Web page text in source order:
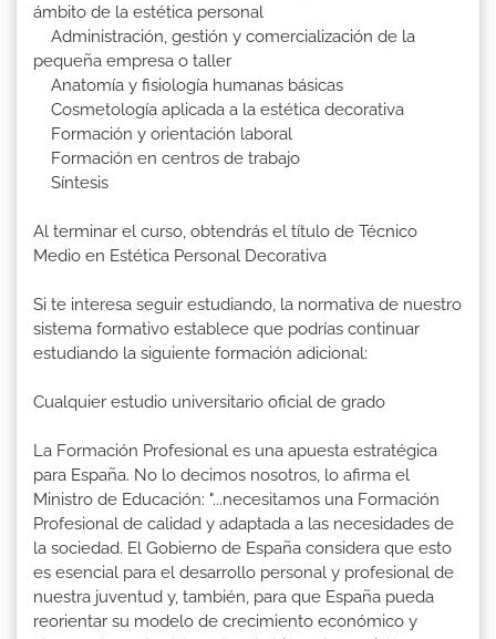
ámbito de la estética personal
Administración, gestión y comercialización de la
pequeña empresa o taller
Anatomía y fisiología humanas básicas
Cosmetología aplicada a la estética decorativa
Formación y orientación laboral
Formación en centros de trabajo
Síntesis
Al terminar el curso, obtendrás el título de Técnico
Medio en Estética Personal Decorativa
Si te interesa seguir estudiando, la normativa de nuestro
sistema formativo establece que podrías continuar
estudiando la siguiente formación adicional:
Cualquier estudio universitario oficial de grado
La Formación Profesional es una apuesta estratégica
para España. No lo decimos nosotros, lo afirma el
Ministro de Educación: "...necesitamos una Formación
Profesional de calidad y adaptada a las necesidades de
la sociedad. El Gobierno de España considera que esto
es esencial para el desarrollo personal y profesional de
nuestra juventud y, también, para que España pueda
reorientar su modelo de crecimiento económico y